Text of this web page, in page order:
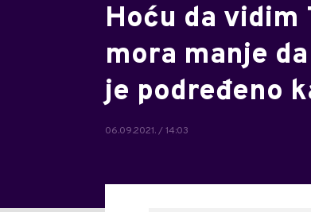
Hoću da vidim
mora manje
je podređeno
06.09.2021. / 14:03